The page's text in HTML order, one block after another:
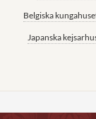
Belgiska
Japanska